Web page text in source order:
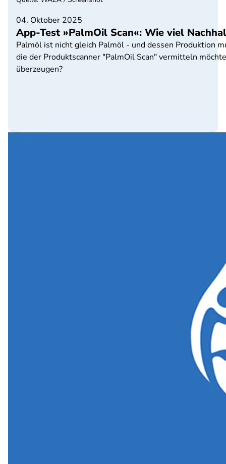
04. Oktober 2025
App-Test »PalmOil Scan«: Wie viel
Palmöl ist nicht gleich Palmöl - und dessen Produktion
die der Produktscanner "PalmOil Scan" vermitteln
überzeugen?